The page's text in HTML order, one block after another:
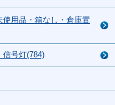
用品・箱なし・倉庫置
号灯(784)